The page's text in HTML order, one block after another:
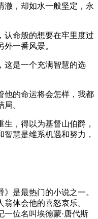
澈，却如水一般坚定，永
认命般的想要在牢里度过
一番风景。
这是一个充满智慧的选
他的命运将会怎样，我都
。
，得以为基督山伯爵，
慧是维系机遇和努力，
是最热门的小说之一。
体会他的喜怒哀乐。
一位名叫埃德蒙·唐代斯